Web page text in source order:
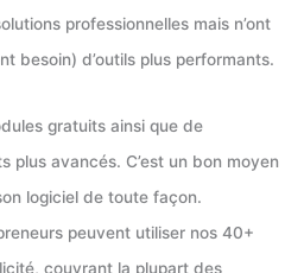
professionnelles mais n’ont
besoin) d’outils plus performants.
gratuits ainsi que de
plus avancés. C’est un bon moyen
logiciel de toute façon.
peuvent utiliser nos 40+
couvrant la plupart des